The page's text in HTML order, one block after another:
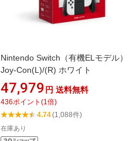
Nintendo Switch（有機ELモデル）
Joy-Con(L)/(R) ホワイト
47,979 円 送料無料
436ポイント (1倍)
4.74(1,088件)
在庫あり